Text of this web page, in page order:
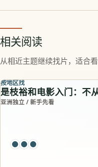
相关阅读
从相近主题继续找片，适合
按地区找
是枝裕和电影入门：不
亚洲独立 / 新手先看